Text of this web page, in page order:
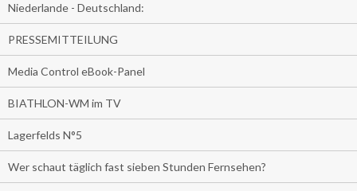
Niederlande - Deutschland:
PRESSEMITTEILUNG
Media Control eBook-Panel
BIATHLON-WM im TV
Lagerfelds N°5
Wer schaut täglich fast sieben Stunden Fernsehen?